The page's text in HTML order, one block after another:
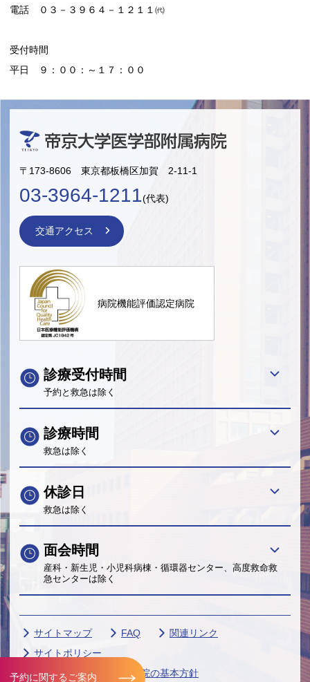
予約に関するご案内
電話 ０３－３９６４－１２１１㈹
受付時間
平日 ９：００：～１７：００
〒173-8606 東京都板橋区加賀 2-11-1
03-3964-1211(代表)
交通アクセス
病院機能評価認定病院
診療受付時間
予約と救急は除く
診療時間
救急は除く
休診日
救急は除く
面会時間
産科・新生児・小児科病棟・循環器センター、高度救命救
急センターは除く
サイトマップ FAQ
関連リンク
サイトポリシー
個人情報保護に関する当院の基本方針